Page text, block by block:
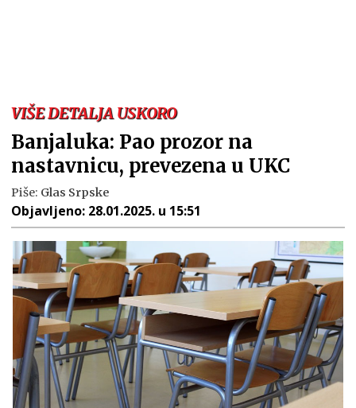
VIŠE DETALJA USKORO
Banjaluka: Pao prozor na
nastavnicu, prevezena u UKC
Piše: Glas Srpske
Objavljeno: 28.01.2025. u 15:51